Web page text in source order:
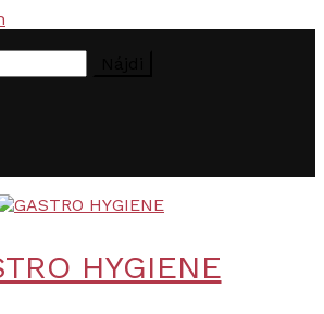
HYGIENE